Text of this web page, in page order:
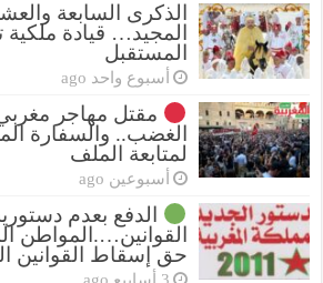
الذكرى السابعة
المجيد… قيادة
المستقبل
أسبوع واحد ago
مقتل مهاجر
الغضب.. والسفارة
لمتابعة الملف
أسبوعين ago
الدفع بعدم
القوانين….المواطن
حق إسقاط القوانين